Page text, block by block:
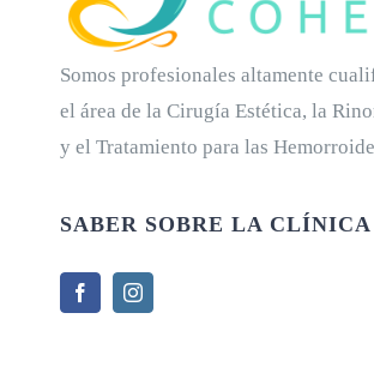
Somos profesionales altamente
el área de la Cirugía Estética, la
y el Tratamiento para las
SABER SOBRE LA CLÍNICA